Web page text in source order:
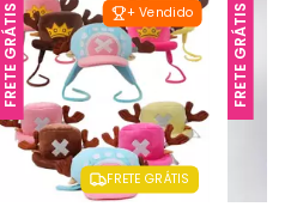
+ Vendido
FRETE GRÁTIS
FRETE GRÁTIS FRETE GRÁTIS